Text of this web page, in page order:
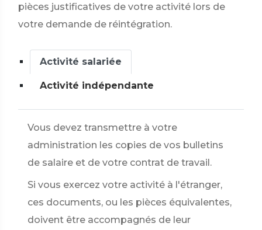
pièces justificatives de votre activité lors de
votre demande de réintégration.
Activité salariée
Activité indépendante
Vous devez transmettre à votre
administration les copies de vos bulletins
de salaire et de votre contrat de travail.
Si vous exercez votre activité à l'étranger,
ces documents, ou les pièces équivalentes,
doivent être accompagnés de leur